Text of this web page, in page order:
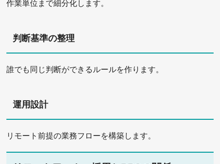
作業単位まで細分化します。
判断基準の整理
誰でも同じ判断ができるルールを作ります。
運用設計
リモート前提の業務フローを構築します。